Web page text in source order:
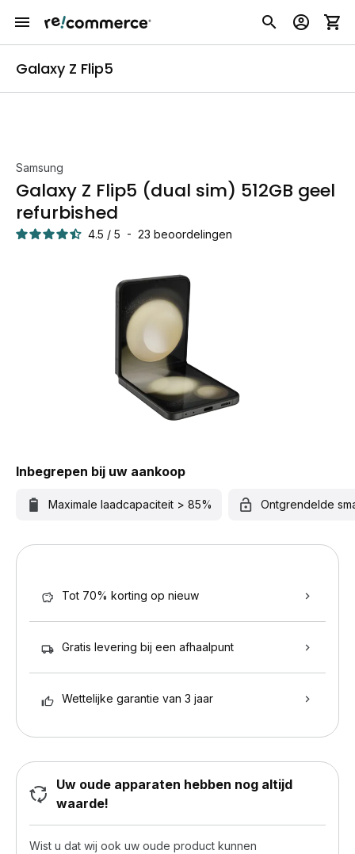
Galaxy Z Flip5
Samsung
Galaxy Z Flip5 (dual sim) 512GB geel
refurbished
4.5 / 5 - 23 beoordelingen
Inbegrepen bij uw aankoop
Maximale laadcapaciteit > 85% Ontgrendelde
Tot 70% korting op nieuw
Gratis levering bij een afhaalpunt
Wettelijke garantie van 3 jaar
Uw oude apparaten hebben nog altijd
waarde!
Wist u dat wij ook uw oude product kunnen